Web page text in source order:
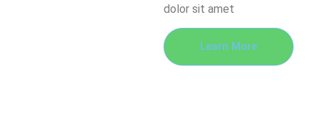
dolor sit amet
Learn More